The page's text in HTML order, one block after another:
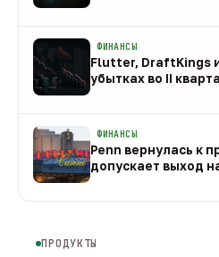
ФИНАНСЫ
Flutter, DraftKings и
убытках во II
ФИНАНСЫ
Penn вернулась к
допускает выход
ПРОДУКТЫ